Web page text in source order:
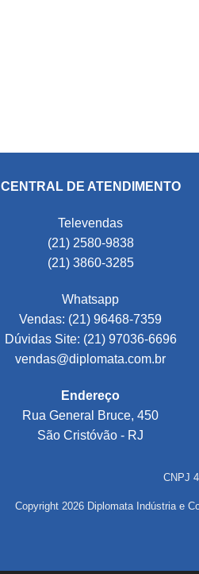
CENTRAL DE ATENDIMENTO
Televendas
(21) 2580-9838
(21) 3860-3285
Whatsapp
Vendas: (21) 96468-7359
Dúvidas Site: (21) 97036-6696
vendas@diplomata.com.br
Endereço
Rua General Bruce, 450
São Cristóvão - RJ
CNPJ
Copyright 2026 Diplomata Indústria e